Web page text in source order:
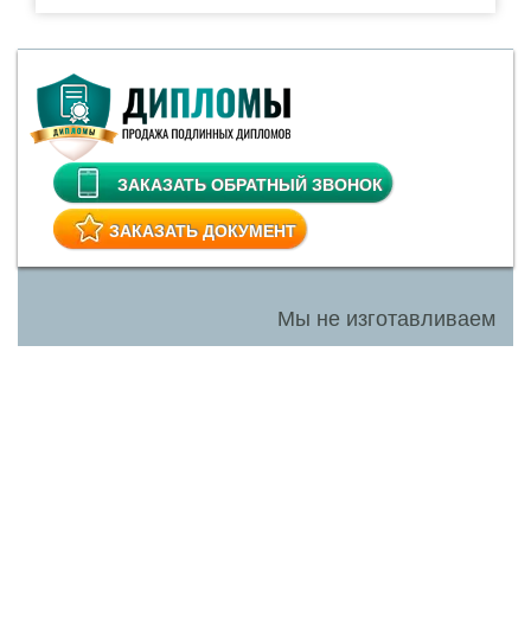
ЗАКАЗАТЬ ОБРАТНЫЙ ЗВОНОК
ЗАКАЗАТЬ ДОКУМЕНТ
Мы не изготавливаем